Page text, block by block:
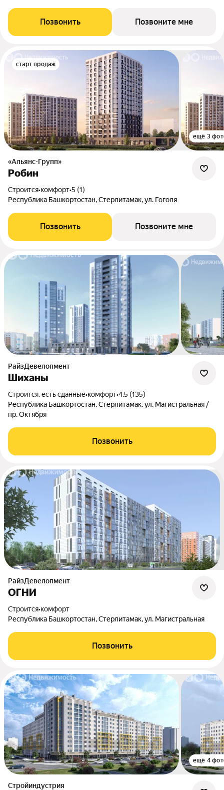
Позвонить Позвоните мне
старт продаж
ещё 3
«Альянс-Групп»
Робин
Строится•комфорт•5 (1)
Республика Башкортостан, Стерлитамак, ул. Гоголя
Позвонить Позвоните мне
РайзДевелопмент
Шиханы
Строится, есть сданные•комфорт•4.5 (135)
Республика Башкортостан, Стерлитамак, ул. Магистральная /
пр. Октября
Позвонить
РайзДевелопмент
ОГНИ
Строится•комфорт
Республика Башкортостан, Стерлитамак, ул. Магистральная
Позвонить
ещё 4
Стройиндустрия